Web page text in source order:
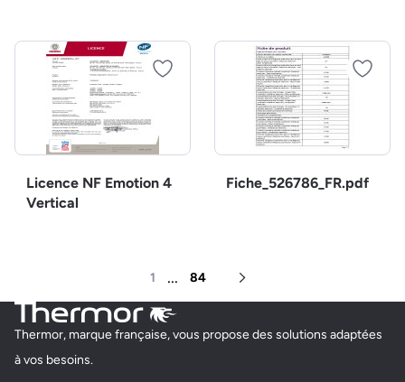
Licence NF Emotion 4
Vertical
Fiche_526786_FR.pdf
1 ... 84
Page suivante
Thermor, marque française, vous propose des solutions adaptées
à vos besoins.